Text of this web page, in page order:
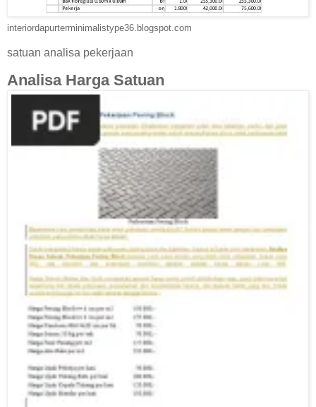
interiordapurterminimalistype36.blogspot.com
satuan analisa pekerjaan
Analisa Harga Satuan